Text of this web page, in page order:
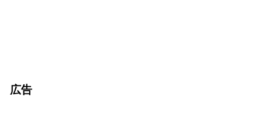
広告